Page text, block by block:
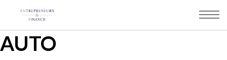
AUTO
Panneau de gestion des cookies